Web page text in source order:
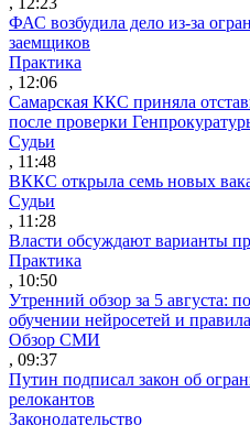
ФАС возбудила дело из-за
заемщиков
Практика
, 12:06
Самарская ККС приняла
после проверки
Судьи
, 11:48
ВККС открыла семь новых
Судьи
, 11:28
Власти обсуждают варианты
Практика
, 10:50
Утренний обзор за 5 августа:
обучении нейросетей и
Обзор СМИ
, 09:37
Путин подписал закон об
релокантов
Законодательство